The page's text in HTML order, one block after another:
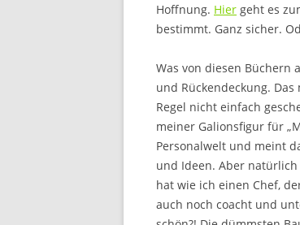
Hoffnung. Hier geht es
bestimmt. Ganz sicher.
Was von diesen Büchern
und Rückendeckung.
Regel nicht einfach
meiner Galionsfigur für
Personalwelt und meint
und Ideen. Aber
hat wie ich einen Chef,
auch noch coacht und